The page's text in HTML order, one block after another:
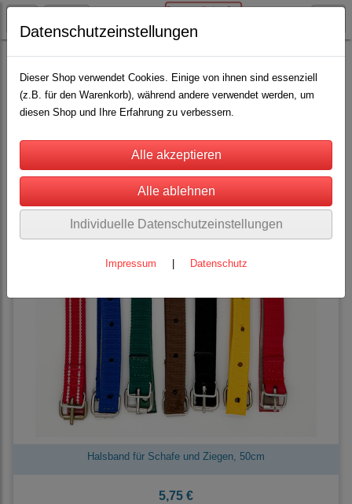
Weideglocken Halsband(8)
Sortierung wählen
Halsband für Schafe und Ziegen, 50cm
5,75 €
Datenschutzeinstellungen
Dieser Shop verwendet Cookies. Einige von ihnen sind essenziell
(z.B. für den Warenkorb), während andere verwendet werden, um
diesen Shop und Ihre Erfahrung zu verbessern.
Individuelle Datenschutzeinstellungen
Impressum Datenschutz